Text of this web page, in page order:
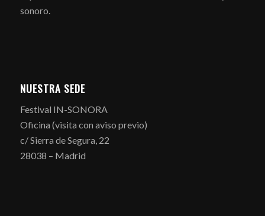
sonoro.
NUESTRA SEDE
Festival IN-SONORA
Oficina (visita con aviso previo)
c/ Sierra de Segura, 22
28038 – Madrid